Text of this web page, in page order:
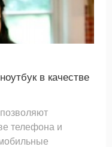
в качестве
телефона и